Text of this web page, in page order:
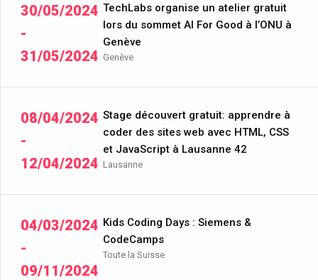
30/05/2024
-
31/05/2024
TechLabs organise un atelier gratuit
lors du sommet AI For Good à l’ONU à
Genève
Genève
08/04/2024
-
12/04/2024
Stage découvert gratuit: apprendre à
coder des sites web avec HTML, CSS
et JavaScript à Lausanne 42
Lausanne
04/03/2024
-
09/11/2024
Kids Coding Days : Siemens &
CodeCamps
Toute la Suisse